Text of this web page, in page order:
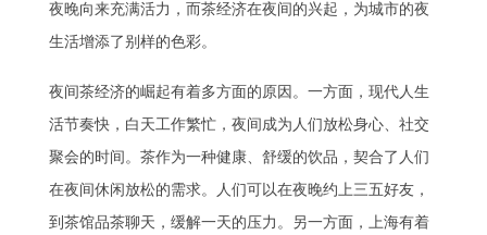
夜晚向来充满活力，而茶经济在夜间的兴起，为城市的夜
生活增添了别样的色彩。
夜间茶经济的崛起有着多方面的原因。一方面，现代人生
活节奏快，白天工作繁忙，夜间成为人们放松身心、社交
聚会的时间。茶作为一种健康、舒缓的饮品，契合了人们
在夜间休闲放松的需求。人们可以在夜晚约上三五好友，
到茶馆品茶聊天，缓解一天的压力。另一方面，上海有着